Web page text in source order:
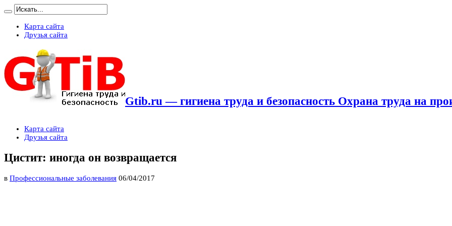
Карта сайта
Друзья сайта
Gtib.ru — гигиена труда и безопасность Охрана труда на
Карта сайта
Друзья сайта
Цистит: иногда он возвращается
в Профессиональные заболевания 06/04/2017